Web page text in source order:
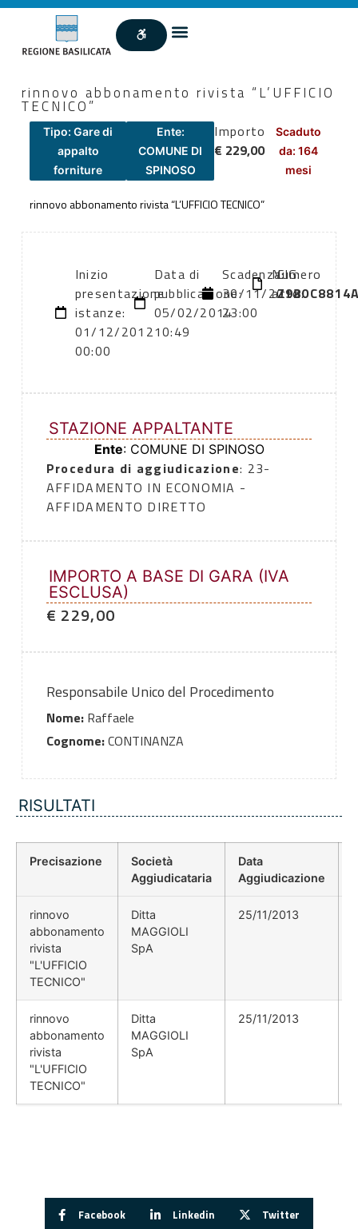
rinnovo abbonamento rivista “L’UFFICIO
TECNICO”
Tipo: Gare di
appalto
forniture
Ente:
COMUNE DI
SPINOSO
Importo
€ 229,00
Scaduto
da: 164
mesi
rinnovo abbonamento rivista “L’UFFICIO TECNICO”
Inizio
presentazione
istanze:
01/12/2012
00:00
Data di
pubblicazione:
05/02/2014
10:49
Scadenza:
30/11/2012
23:00
Numero
atto:
CIG:
STAZIONE APPALTANTE
Ente: COMUNE DI SPINOSO
Procedura di aggiudicazione: 23-
AFFIDAMENTO IN ECONOMIA -
AFFIDAMENTO DIRETTO
IMPORTO A BASE DI GARA (IVA
ESCLUSA)
€ 229,00
Responsabile Unico del Procedimento
Nome:Raffaele
Cognome:CONTINANZA
RISULTATI
Precisazione
Società
Aggiudicataria
Data
Aggiudicazione
rinnovo
abbonamento
rivista
"L'UFFICIO
TECNICO"
Ditta
MAGGIOLI
SpA
25/11/2013
rinnovo
abbonamento
rivista
"L'UFFICIO
TECNICO"
Ditta
MAGGIOLI
SpA
25/11/2013
Facebook Linkedin Twitter